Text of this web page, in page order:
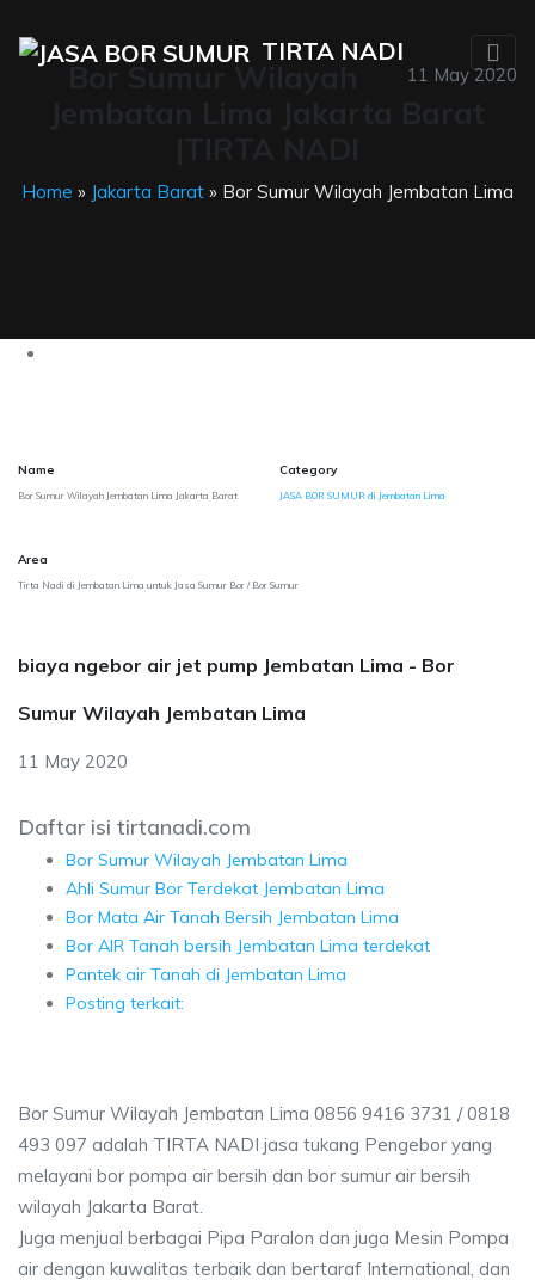
TIRTA NADI
11 May 2020
Home » Jakarta Barat » Bor Sumur Wilayah Jembatan Lima
Name
Bor Sumur Wilayah Jembatan Lima Jakarta Barat
Category
JASA BOR SUMUR di Jembatan Lima
Area
Tirta Nadi di Jembatan Lima untuk Jasa Sumur Bor / Bor Sumur
biaya ngebor air jet pump Jembatan Lima - Bor
Sumur Wilayah Jembatan Lima
11 May 2020
Daftar isi tirtanadi.com
Bor Sumur Wilayah Jembatan Lima
Ahli Sumur Bor Terdekat Jembatan Lima
Bor Mata Air Tanah Bersih Jembatan Lima
Bor AIR Tanah bersih Jembatan Lima terdekat
Pantek air Tanah di Jembatan Lima
Posting terkait:
Bor Sumur Wilayah Jembatan Lima 0856 9416 3731 / 0818
493 097 adalah TIRTA NADI jasa tukang Pengebor yang
melayani bor pompa air bersih dan bor sumur air bersih
wilayah Jakarta Barat.
Juga menjual berbagai Pipa Paralon dan juga Mesin Pompa
air dengan kuwalitas terbaik dan bertaraf International, dan